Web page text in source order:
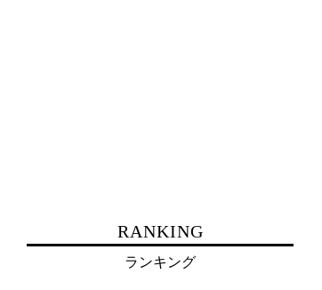
RANKING
ランキング